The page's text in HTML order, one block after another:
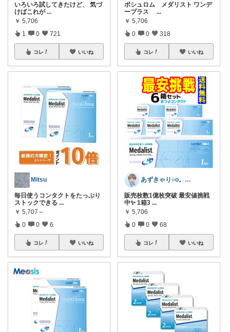
いろいろ試してきたけど、 気づ
けばこれが...
￥ 5,706
1 0 721
コレ いいね
Mitsu
毎日使うコンタクトをたっぷり
ストックできる ...
￥ 5,707～
0 0 6
コレ いいね
ボシュロム メダリスト ワンデ
ープラス ...
￥ 5,706
0 0 318
コレ いいね
あずきゃり○o。.🐟🐠
販売枚数1億枚突破 最安値挑戦
中✨ 1箱3 ...
￥ 5,706
0 0 68
コレ いいね